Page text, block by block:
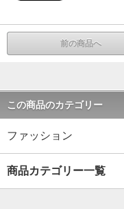
前の商品へ
この商品のカテゴリー
ファッション
商品カテゴリー一覧